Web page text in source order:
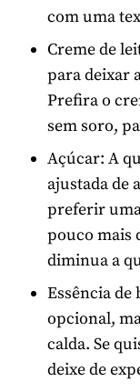
com uma
Creme de
para deixar
Prefira o
sem soro,
Açúcar: A
ajustada de
preferir
pouco mais
diminua a
Essência de
opcional,
calda. Se
deixe de